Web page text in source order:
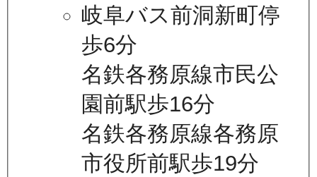
岐阜バス前洞新町停
歩6分
名鉄各務原線市民公
園前駅歩16分
名鉄各務原線各務原
市役所前駅歩19分